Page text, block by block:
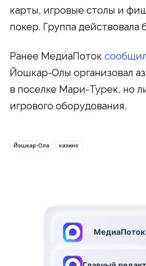
карты, игровые столы и
покер. Группа действовала
Ранее МедиаПоток сообщил
Йошкар-Олы организовал
в поселке Мари-Турек, но
игрового оборудования.
Йошкар-Ола казино
МедиаПоток